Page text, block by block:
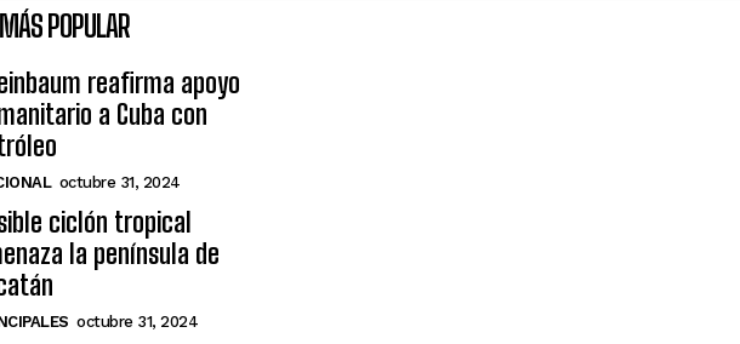
POPULAR
reafirma apoyo
a Cuba con
octubre 31, 2024
ciclón tropical
la península de
octubre 31, 2024